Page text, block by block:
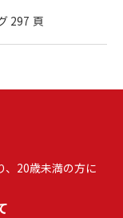
297 頁
、20歳未満の方に